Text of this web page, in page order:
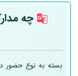
چه
بسته به نوع حضور